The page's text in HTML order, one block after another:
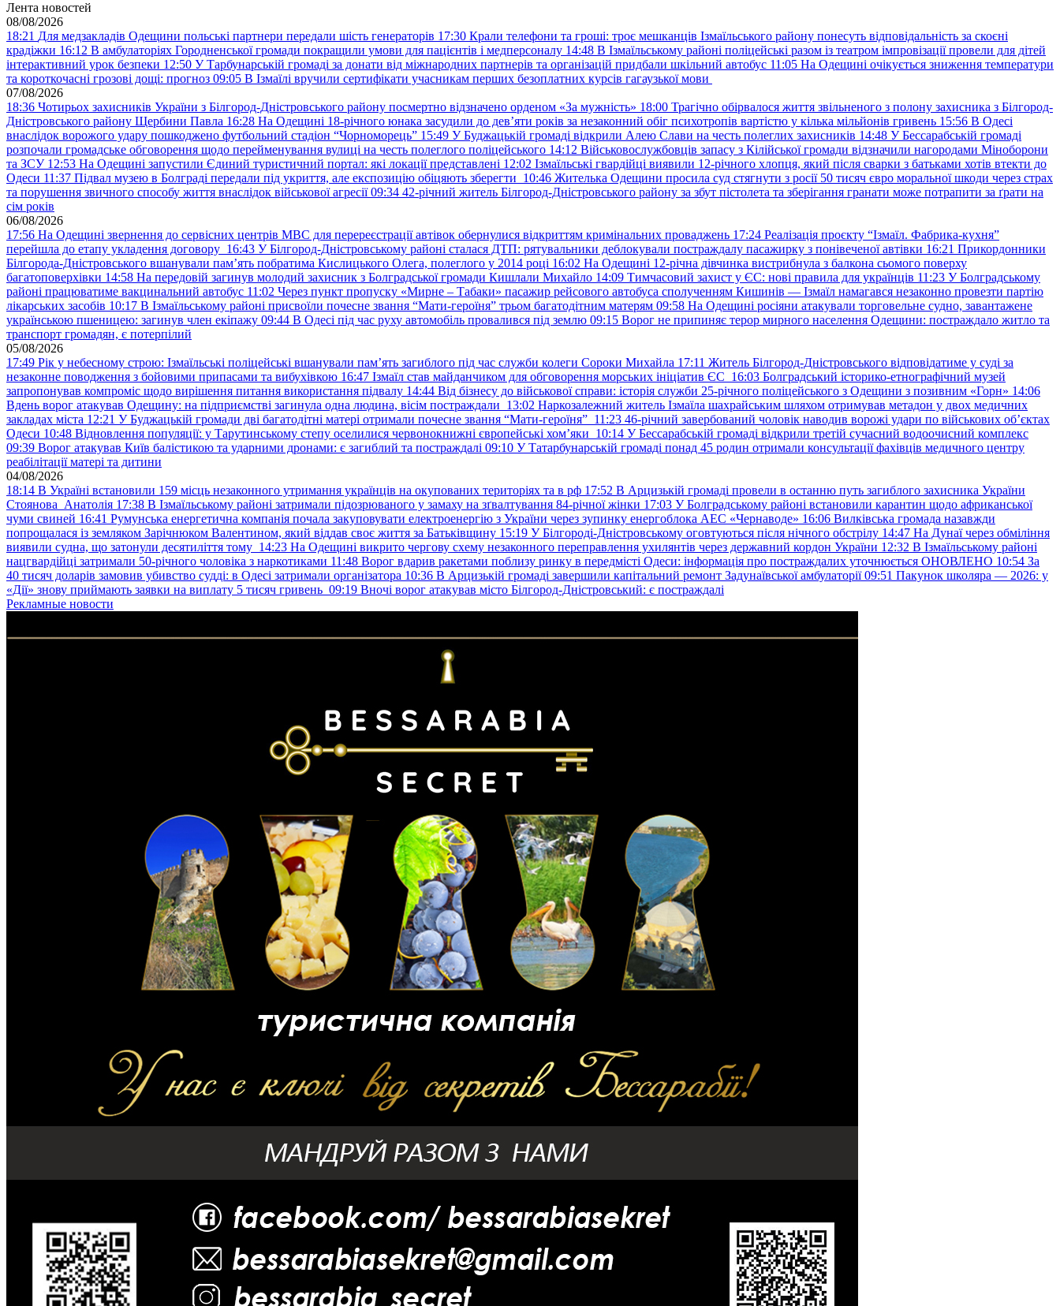
Лента новостей
08/08/2026
18:21 Для медзакладів Одещини польські партнери передали шість генераторів 17:30 Крали телефони та гроші: троє мешканців Ізмаїльського району понесуть відповідальність за скоєні
крадіжки 16:12 В амбулаторіях Городненської громади покращили умови для пацієнтів і медперсоналу 14:48 В Ізмаїльському районі поліцейські разом із театром імпровізації провели для дітей
інтерактивний урок безпеки 12:50 У Тарбунарській громаді за донати від міжнародних партнерів та організацій придбали шкільний автобус 11:05 На Одещині очікується зниження температури
та короткочасні грозові дощі: прогноз 09:05 В Ізмаїлі вручили сертифікати учасникам перших безоплатних курсів гагаузької мови
07/08/2026
18:36 Чотирьох захисників України з Білгород-Дністровського району посмертно відзначено орденом «За мужність» 18:00 Трагічно обірвалося життя звільненого з полону захисника з Білгород-
Дністровського району Щербини Павла 16:28 На Одещині 18-річного юнака засудили до дев’яти років за незаконний обіг психотропів вартістю у кілька мільйонів гривень 15:56 В Одесі
внаслідок ворожого удару пошкоджено футбольний стадіон “Чорноморець” 15:49 У Буджацькій громаді відкрили Алею Слави на честь полеглих захисників 14:48 У Бессарабській громаді
розпочали громадське обговорення щодо перейменування вулиці на честь полеглого поліцейського 14:12 Військовослужбовців запасу з Кілійської громади відзначили нагородами Міноборони
та ЗСУ 12:53 На Одещині запустили Єдиний туристичний портал: які локації представлені 12:02 Ізмаїльські гвардійці виявили 12-річного хлопця, який після сварки з батьками хотів втекти до
Одеси 11:37 Підвал музею в Болграді передали під укриття, але експозицію обіцяють зберегти 10:46 Жителька Одещини просила суд стягнути з росії 50 тисяч євро моральної шкоди через страх
та порушення звичного способу життя внаслідок військової агресії 09:34 42-річний житель Білгород-Дністровського району за збут пістолета та зберігання гранати може потрапити за ґрати на
сім років
06/08/2026
17:56 На Одещині звернення до сервісних центрів МВС для перереєстрації автівок обернулися відкриттям кримінальних проваджень 17:24 Реалізація проєкту “Ізмаїл. Фабрика-кухня”
перейшла до етапу укладення договору 16:43 У Білгород-Дністровському районі сталася ДТП: рятувальники деблокували постраждалу пасажирку з понівеченої автівки 16:21 Прикордонники
Білгорода-Дністровського вшанували пам’ять побратима Кислицького Олега, полеглого у 2014 році 16:02 На Одещині 12-річна дівчинка вистрибнула з балкона сьомого поверху
багатоповерхівки 14:58 На передовій загинув молодий захисник з Болградської громади Кишлали Михайло 14:09 Тимчасовий захист у ЄС: нові правила для українців 11:23 У Болградському
районі працюватиме вакцинальний автобус 11:02 Через пункт пропуску «Мирне – Табаки» пасажир рейсового автобуса сполученням Кишинів — Ізмаїл намагався незаконно провезти партію
лікарських засобів 10:17 В Ізмаїльському районі присвоїли почесне звання “Мати-героїня” трьом багатодітним матерям 09:58 На Одещині росіяни атакували торговельне судно, завантажене
українською пшеницею: загинув член екіпажу 09:44 В Одесі під час руху автомобіль провалився під землю 09:15 Ворог не припиняє терор мирного населення Одещини: постраждало житло та
транспорт громадян, є потерпілий
05/08/2026
17:49 Рік у небесному строю: Ізмаїльські поліцейські вшанували пам’ять загиблого під час служби колеги Сороки Михайла 17:11 Житель Білгород-Дністровського відповідатиме у суді за
незаконне поводження з бойовими припасами та вибухівкою 16:47 Ізмаїл став майданчиком для обговорення морських ініціатив ЄС 16:03 Болградський історико-етнографічний музей
запропонував компроміс щодо вирішення питання використання підвалу 14:44 Від бізнесу до військової справи: історія служби 25-річного поліцейського з Одещини з позивним «Горн» 14:06
Вдень ворог атакував Одещину: на підприємстві загинула одна людина, вісім постраждали 13:02 Наркозалежний житель Ізмаїла шахрайським шляхом отримував метадон у двох медичних
закладах міста 12:21 У Буджацькій громади дві багатодітні матері отримали почесне звання “Мати-героїня” 11:23 46-річний завербований чоловік наводив ворожі удари по військових обʼєктах
Одеси 10:48 Відновлення популяції: у Тарутинському степу оселилися червонокнижні європейські хом’яки 10:14 У Бессарабській громаді відкрили третій сучасний водоочисний комплекс
09:39 Ворог атакував Київ балістикою та ударними дронами: є загиблий та постраждалі 09:10 У Татарбунарській громаді понад 45 родин отримали консультації фахівців медичного центру
реабілітації матері та дитини
04/08/2026
18:14 В Україні встановили 159 місць незаконного утримання українців на окупованих територіях та в рф 17:52 В Арцизькій громаді провели в останню путь загиблого захисника України
Стоянова Анатолія 17:38 В Ізмаїльському районі затримали підозрюваного у замаху на зґвалтування 84-річної жінки 17:03 У Болградському районі встановили карантин щодо африканської
чуми свиней 16:41 Румунська енергетична компанія почала закуповувати електроенергію з України через зупинку енергоблока АЕС «Чернаводе» 16:06 Вилківська громада назавжди
попрощалася із земляком Зарічнюком Валентином, який віддав своє життя за Батьківщину 15:19 У Білгороді-Дністровському оговтуються після нічного обстрілу 14:47 На Дунаї через обміління
виявили судна, що затонули десятиліття тому 14:23 На Одещині викрито чергову схему незаконного переправлення ухилянтів через державний кордон України 12:32 В Ізмаїльському районі
нацгвардійці затримали 50-річного чоловіка з наркотиками 11:48 Ворог вдарив ракетами поблизу ринку в передмісті Одеси: інформація про постраждалих уточнюється ОНОВЛЕНО 10:54 За
40 тисяч доларів замовив убивство судді: в Одесі затримали організатора 10:36 В Арцизькій громаді завершили капітальний ремонт Задунаївської амбулаторії 09:51 Пакунок школяра — 2026: у
«Дії» знову приймають заявки на виплату 5 тисяч гривень 09:19 Вночі ворог атакував місто Білгород-Дністровський: є постраждалі
Рекламные новости